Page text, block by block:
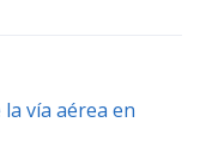
vía aérea en